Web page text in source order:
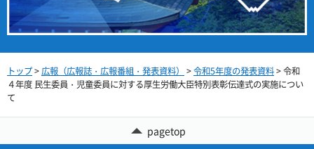
トップ>広報（広報誌・広報番組・発表資料） >令和5年度の発表資料> 令和
４年度 民生委員・児童委員に対する厚生労働大臣特別表彰伝達式の実施につい
て
pagetop